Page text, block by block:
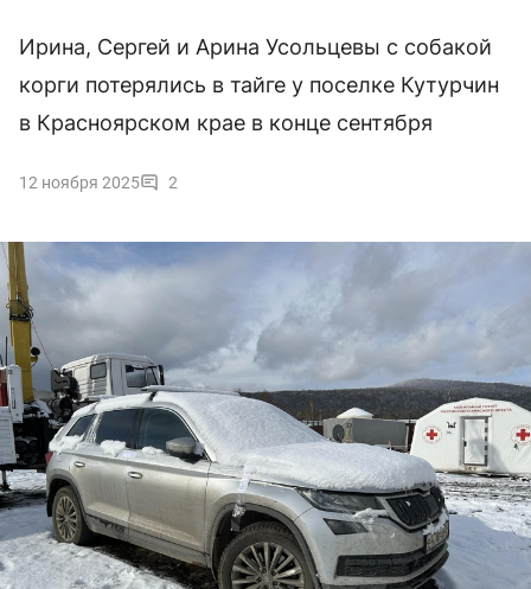
Ирина, Сергей и Арина Усольцевы с собакой
корги потерялись в тайге у поселке Кутурчин
в Красноярском крае в конце сентября
12 ноября 2025 2